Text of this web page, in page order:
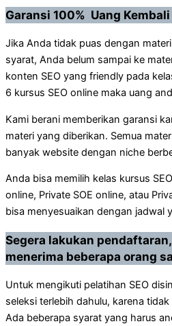
Garansi 100% Uang Kembali
Jika Anda tidak puas dengan
syarat, Anda belum sampai ke
konten SEO yang friendly pada
6 kursus SEO online maka uang
Kami berani memberikan garansi
materi yang diberikan. Semua
banyak website dengan niche
Anda bisa memilih kelas kursus
online, Private SOE online, atau
bisa menyesuaikan dengan jadwal
Segera lakukan
menerima beberapa orang
Untuk mengikuti pelatihan SEO
seleksi terlebih dahulu, karena
Ada beberapa syarat yang harus